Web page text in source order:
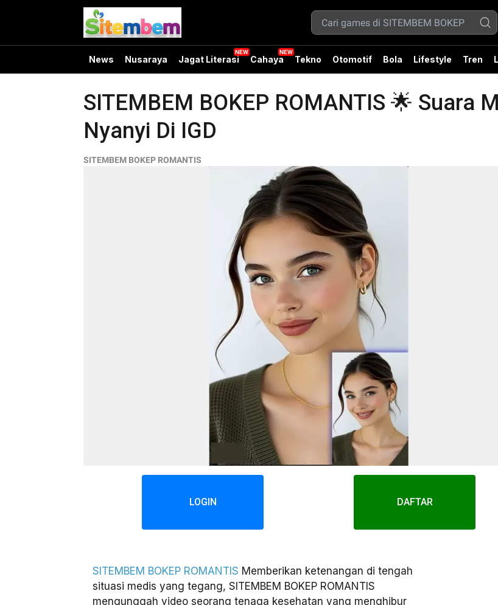
News Nusaraya Jagat Literasi Cahaya Tekno Otomotif Bola Lifestyle Tren
SITEMBEM BOKEP ROMANTIS 🌟 Suara
Nyanyi Di IGD
SITEMBEM BOKEP ROMANTIS
LOGIN DAFTAR
SITEMBEM BOKEP ROMANTIS Memberikan ketenangan di tengah
situasi medis yang tegang, SITEMBEM BOKEP ROMANTIS
mengunggah video seorang tenaga kesehatan yang menghibur